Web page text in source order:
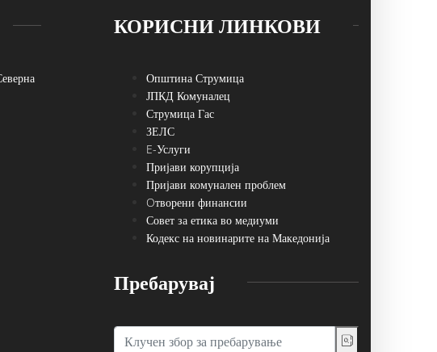
КОРИСНИ ЛИНКОВИ
Општина Струмица
ЈПКД Комуналец
Струмица Гас
ЗЕЛС
E-Услуги
Пријави корупција
Пријави комунален проблем
Oтворени финансии
Совет за етика во медиуми
Кодекс на новинарите на Македонија
Пребарувај